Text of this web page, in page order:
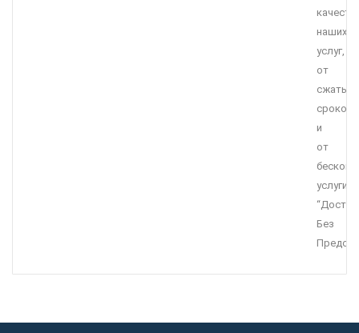
наших
услуг,
от
сжатых
сроков
и
от
услуги
Без